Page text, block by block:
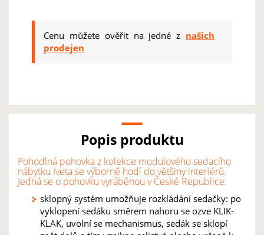
Cenu můžete ověřit na jedné z našich
prodejen
Popis produktu
Pohodlná pohovka z kolekce modulového sedacího
nábytku Iveta se výborně hodí do většiny interiérů.
Jedná se o pohovku vyráběnou v České Republice.
sklopný systém umožňuje rozkládání sedačky: po
vyklopení sedáku směrem nahoru se ozve KLIK-
KLAK, uvolní se mechanismus, sedák se sklopí